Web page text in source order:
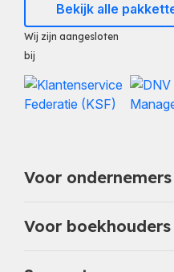
Bekijk alle
Wij zijn aangesloten
bij
Voor ondernemers
Voor boekhouders